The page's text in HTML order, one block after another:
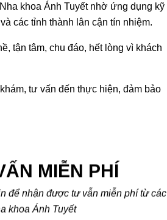
khoa Ánh Tuyết nhờ ứng dụng kỹ
các tỉnh thành lân cận tín nhiệm.
tận tâm, chu đáo, hết lòng vì khách
tư vấn đến thực hiện, đảm bảo
MIỄN PHÍ
để nhận được tư vẫn miễn phí từ các
khoa Ánh Tuyết